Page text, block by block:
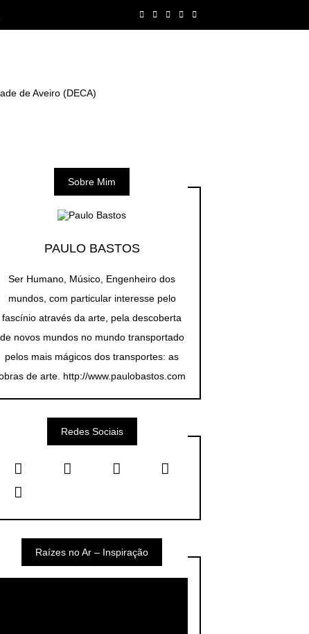
de Aveiro (DECA)
Sobre Mim
PAULO BASTOS
Ser Humano, Músico, Engenheiro dos
mundos, com particular interesse pelo
fascínio através da arte, pela descoberta
de novos mundos no mundo transportado
pelos mais mágicos dos transportes: as
de arte. http://www.paulobastos.com
Redes Sociais
Raízes no Ar – Inspiração